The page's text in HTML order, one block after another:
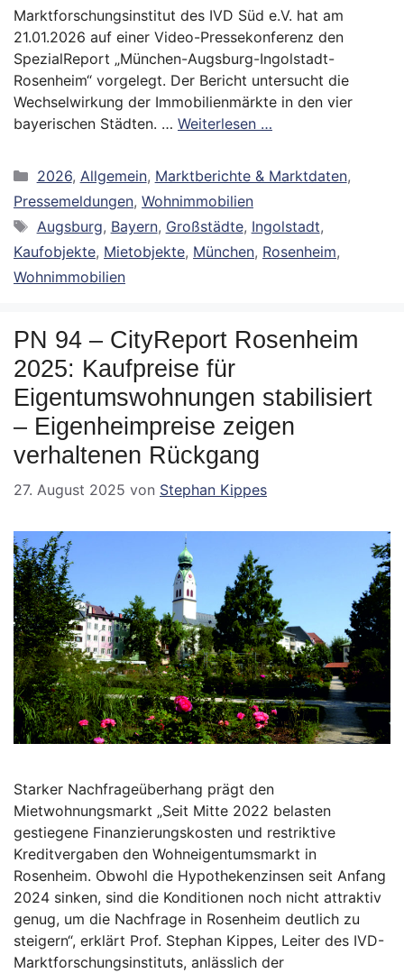
Marktforschungsinstitut des IVD Süd e.V. hat am
21.01.2026 auf einer Video-Pressekonferenz den
SpezialReport „München-Augsburg-Ingolstadt-
Rosenheim“ vorgelegt. Der Bericht untersucht die
Wechselwirkung der Immobilienmärkte in den vier
bayerischen Städten. … Weiterlesen …
Kategorien
2026, Allgemein, Marktberichte & Marktdaten,
Pressemeldungen, Wohnimmobilien
Schlagwörter
Augsburg, Bayern, Großstädte, Ingolstadt,
Kaufobjekte, Mietobjekte, München, Rosenheim,
Wohnimmobilien
PN 94 – CityReport Rosenheim
2025: Kaufpreise für
Eigentumswohnungen stabilisiert
– Eigenheimpreise zeigen
verhaltenen Rückgang
27. August 2025 von Stephan Kippes
Starker Nachfrageüberhang prägt den
Mietwohnungsmarkt „Seit Mitte 2022 belasten
gestiegene Finanzierungskosten und restriktive
Kreditvergaben den Wohneigentumsmarkt in
Rosenheim. Obwohl die Hypothekenzinsen seit Anfang
2024 sinken, sind die Konditionen noch nicht attraktiv
genug, um die Nachfrage in Rosenheim deutlich zu
steigern“, erklärt Prof. Stephan Kippes, Leiter des IVD-
Marktforschungsinstituts, anlässlich der